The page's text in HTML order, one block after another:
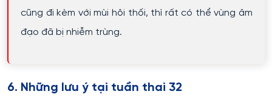
cũng đi kèm với mùi hôi thối, thì rất có thể vùng âm
đạo đã bị nhiễm trùng.
6. Những lưu ý tại tuần thai 32